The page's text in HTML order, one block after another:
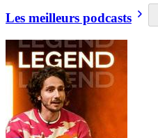
Les meilleurs podcasts